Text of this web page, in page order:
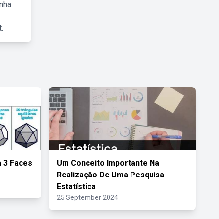
3 Faces
Um Conceito Importante Na
Realização De Uma Pesquisa
Estatística
25 September 2024